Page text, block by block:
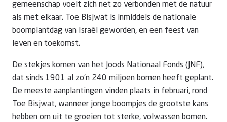
gemeenschap voelt zich net zo verbonden met de natuur
als met elkaar. Toe Bisjwat is inmiddels de nationale
boomplantdag van Israël geworden, en een feest van
leven en toekomst.
De stekjes komen van het Joods Nationaal Fonds (JNF),
dat sinds 1901 al zo’n 240 miljoen bomen heeft geplant.
De meeste aanplantingen vinden plaats in februari, rond
Toe Bisjwat, wanneer jonge boompjes de grootste kans
hebben om uit te groeien tot sterke, volwassen bomen.